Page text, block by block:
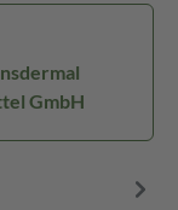
GmbH